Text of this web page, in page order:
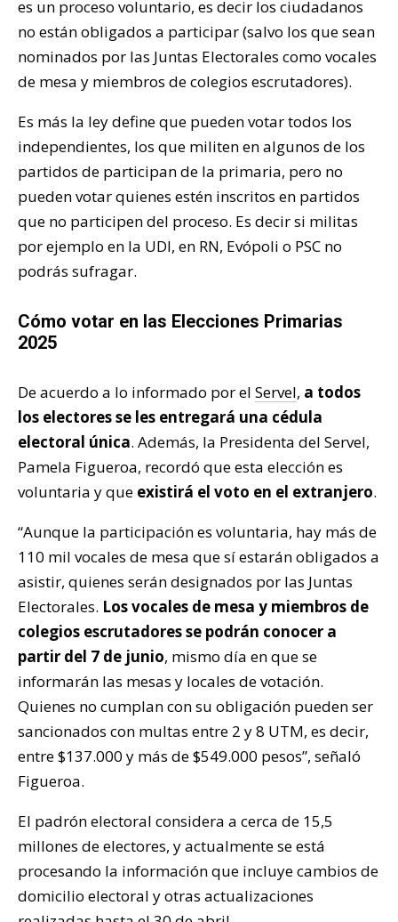
es un proceso voluntario, es decir los ciudadanos
no están obligados a participar (salvo los que sean
nominados por las Juntas Electorales como vocales
de mesa y miembros de colegios escrutadores).
Es más la ley define que pueden votar todos los
independientes, los que militen en algunos de los
partidos de participan de la primaria, pero no
pueden votar quienes estén inscritos en partidos
que no participen del proceso. Es decir si militas
por ejemplo en la UDI, en RN, Evópoli o PSC no
podrás sufragar.
Cómo votar en las Elecciones Primarias
2025
De acuerdo a lo informado por el Servel, a todos
los electores se les entregará una cédula
electoral única. Además, la Presidenta del Servel,
Pamela Figueroa, recordó que esta elección es
voluntaria y que existirá el voto en el extranjero.
“Aunque la participación es voluntaria, hay más de
110 mil vocales de mesa que sí estarán obligados a
asistir, quienes serán designados por las Juntas
Electorales. Los vocales de mesa y miembros de
colegios escrutadores se podrán conocer a
partir del 7 de junio, mismo día en que se
informarán las mesas y locales de votación.
Quienes no cumplan con su obligación pueden ser
sancionados con multas entre 2 y 8 UTM, es decir,
entre $137.000 y más de $549.000 pesos”, señaló
Figueroa.
El padrón electoral considera a cerca de 15,5
millones de electores, y actualmente se está
procesando la información que incluye cambios de
domicilio electoral y otras actualizaciones